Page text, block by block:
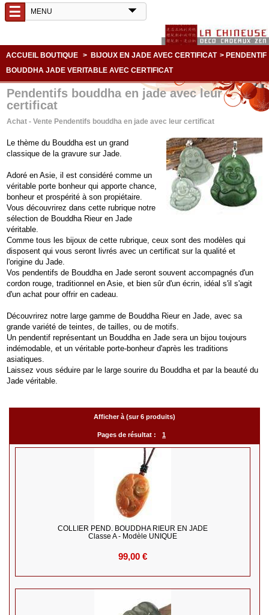
☰
ACCUEIL BOUTIQUE > BIJOUX EN JADE AVEC CERTIFICAT > PENDENTIF
BOUDDHA JADE VERITABLE AVEC CERTIFICAT
Pendentifs bouddha en jade avec leur
certificat
Achat - Vente Pendentifs bouddha en jade avec leur certificat
Le thème du Bouddha est un grand
classique de la gravure sur Jade.
Adoré en Asie, il est considéré comme un
véritable porte bonheur qui apporte chance,
bonheur et prospérité à son propiétaire.
Vous découvrirez dans cette rubrique notre
sélection de Bouddha Rieur en Jade
véritable.
Comme tous les bijoux de cette rubrique, ceux sont des modèles qui
disposent qui vous seront livrés avec un certificat sur la qualité et
l'origine du Jade.
Vos pendentifs de Bouddha en Jade seront souvent accompagnés d'un
cordon rouge, traditionnel en Asie, et bien sûr d'un écrin, idéal s'il s'agit
d'un achat pour offrir en cadeau.
Découvrirez notre large gamme de Bouddha Rieur en Jade, avec sa
grande variété de teintes, de tailles, ou de motifs.
Un pendentif représentant un Bouddha en Jade sera un bijou toujours
indémodable, et un véritable porte-bonheur d'après les traditions
asiatiques.
Laissez vous séduire par le large sourire du Bouddha et par la beauté du
Jade véritable.
Afficher à (sur 6 produits)
Pages de résultat : 1
COLLIER PEND. BOUDDHA RIEUR EN JADE
Classe A - Modèle UNIQUE
99,00 €